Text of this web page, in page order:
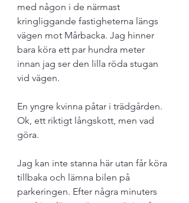
med någon i de närmast
kringliggande fastigheterna längs
vägen mot Mårbacka. Jag hinner
bara köra ett par hundra meter
innan jag ser den lilla röda stugan
vid vägen.
En yngre kvinna påtar i trädgården.
Ok, ett riktigt långskott, men vad
göra.
Jag kan inte stanna här utan får köra
tillbaka och lämna bilen på
parkeringen. Efter några minuters